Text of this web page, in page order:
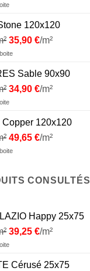
120x120
35,90 €/m²
Sable 90x90
34,90 €/m²
120x120
49,65 €/m²
CONSULTÉS
Happy 25x75
39,25 €/m²
Cérusé 25x75